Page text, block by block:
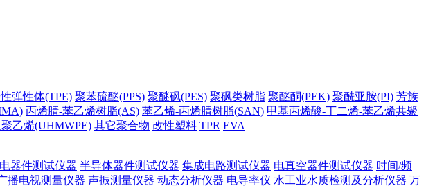
弹性体(TPE) 聚苯硫醚(PPS) 聚醚砜(PES) 聚砜类树脂 聚醚酮(PEK) 聚酰亚胺(PI) 芳族
丙烯腈-苯乙烯树脂(AS) 苯乙烯-丙烯腈树脂(SAN) 甲基丙烯酸-丁二烯-苯乙烯共聚
乙烯(UHMWPE) 其它聚合物 改性塑料 TPR EVA
器件测试仪器 半导体器件测试仪器 集成电路测试仪器 电真空器件测试仪器 时间/频
播电视测量仪器 声振测量仪器 动态分析仪器 电导率仪 水工业水质检测及分析仪器 万